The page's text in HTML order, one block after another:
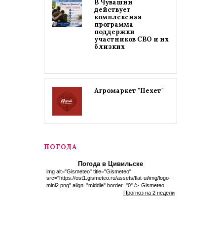
В Чувашии
действует
комплексная
программа
поддержки
участников СВО и их
близких
Агромаркет "Пехет"
ПОГОДА
Погода в Цивильске
img alt="Gismeteo" title="Gismeteo"
src="https://ost1.gismeteo.ru/assets/flat-ui/img/logo-
mini2.png" align="middle" border="0" /> Gismeteo
Прогноз на 2 недели